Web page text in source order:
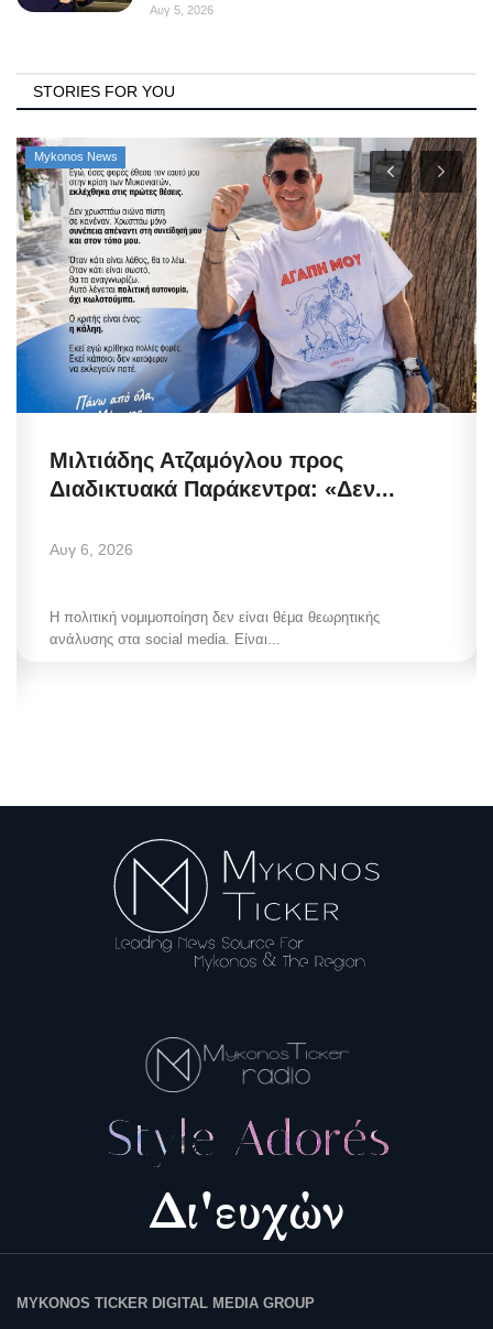
Αυγ 5, 2026
STORIES FOR YOU
Mykonos News
Μιλτιάδης Ατζαμόγλου προς
Διαδικτυακά Παράκεντρα: «Δεν...
Αυγ 6, 2026
Η πολιτική νομιμοποίηση δεν είναι θέμα θεωρητικής
ανάλυσης στα social media. Είναι...
MYKONOS TICKER DIGITAL MEDIA GROUP